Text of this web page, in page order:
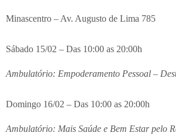
Minascentro – Av. Augusto de Lima 785
Sábado 15/02 – Das 10:00 as 20:00h
Ambulatório: Empoderamento Pessoal –
Domingo 16/02 – Das 10:00 as 20:00h
Ambulatório: Mais Saúde e Bem Estar pelo